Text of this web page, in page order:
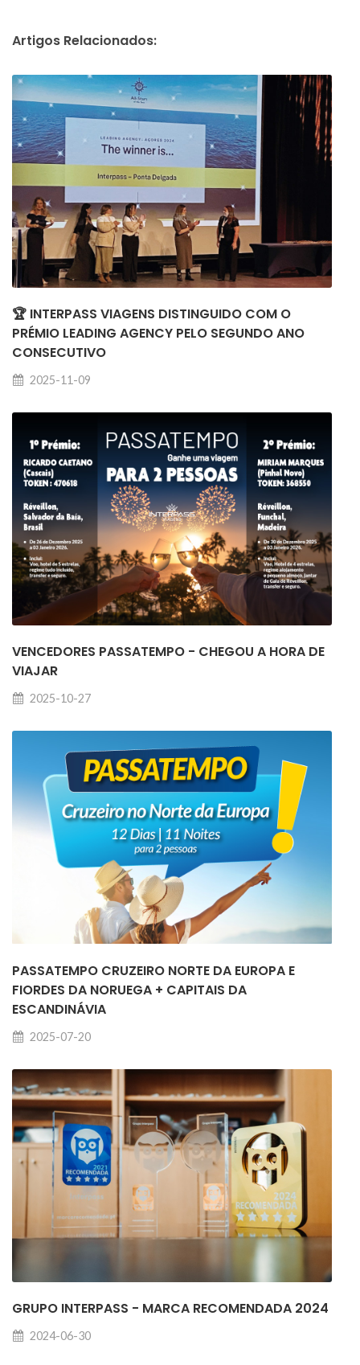
Artigos Relacionados:
🏆 INTERPASS VIAGENS DISTINGUIDO COM O
PRÉMIO LEADING AGENCY PELO SEGUNDO ANO
CONSECUTIVO
2025-11-09
VENCEDORES PASSATEMPO - CHEGOU A HORA DE
VIAJAR
2025-10-27
PASSATEMPO CRUZEIRO NORTE DA EUROPA E
FIORDES DA NORUEGA + CAPITAIS DA
ESCANDINÁVIA
2025-07-20
GRUPO INTERPASS - MARCA RECOMENDADA 2024
2024-06-30